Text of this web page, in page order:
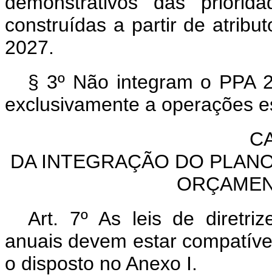
construídas a partir de
2027.
§ 3º Não integram o PPA
exclusivamente a operações
DA INTEGRAÇÃO DO
Art. 7º As leis de
anuais devem estar
o disposto no Anexo I.